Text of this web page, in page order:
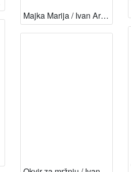
Majka Marija / Ivan Aralica ; pogovor Ljubica Josić